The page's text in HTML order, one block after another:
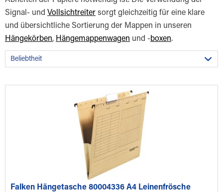
Signal- und Vollsichtreiter sorgt gleichzeitig für eine klare
und übersichtliche Sortierung der Mappen in unseren
Hängekörben, Hängemappenwagen und -boxen.
Falken Hängetasche 80004336 A4 Leinenfrösche